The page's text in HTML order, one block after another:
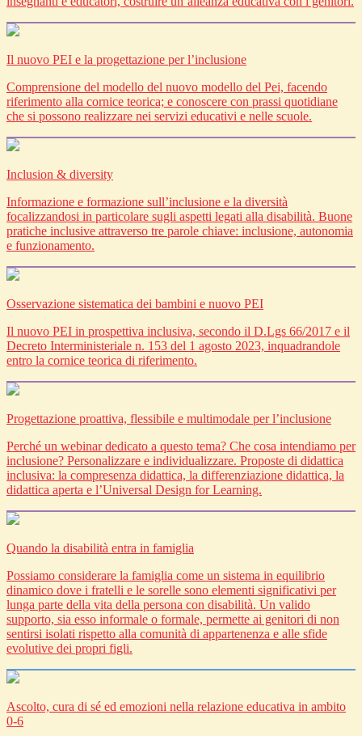
Il nuovo PEI e la progettazione per l’inclusione
Comprensione del modello del nuovo modello del Pei, facendo
riferimento alla cornice teorica; e conoscere con prassi quotidiane
che si possono realizzare nei servizi educativi e nelle scuole.
Inclusion & diversity
Informazione e formazione sull’inclusione e la diversità
focalizzandosi in particolare sugli aspetti legati alla disabilità. Buone
pratiche inclusive attraverso tre parole chiave: inclusione, autonomia
e funzionamento.
Osservazione sistematica dei bambini e nuovo PEI
Il nuovo PEI in prospettiva inclusiva, secondo il D.Lgs 66/2017 e il
Decreto Interministeriale n. 153 del 1 agosto 2023, inquadrandole
entro la cornice teorica di riferimento.
Progettazione proattiva, flessibile e multimodale per l’inclusione
Perché un webinar dedicato a questo tema? Che cosa intendiamo per
inclusione? Personalizzare e individualizzare. Proposte di didattica
inclusiva: la compresenza didattica, la differenziazione didattica, la
didattica aperta e l’Universal Design for Learning.
Quando la disabilità entra in famiglia
Possiamo considerare la famiglia come un sistema in equilibrio
dinamico dove i fratelli e le sorelle sono elementi significativi per
lunga parte della vita della persona con disabilità. Un valido
supporto, sia esso informale o formale, permette ai genitori di non
sentirsi isolati rispetto alla comunità di appartenenza e alle sfide
evolutive dei propri figli.
Ascolto, cura di sé ed emozioni nella relazione educativa in ambito
0-6